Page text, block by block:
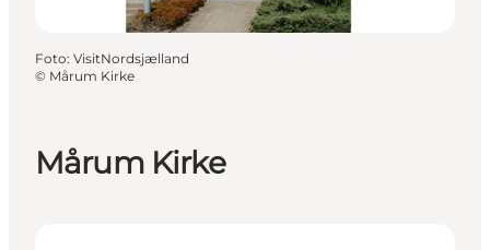
Mårum Kirke
Foto: VisitNordsjælland
© Mårum Kirke